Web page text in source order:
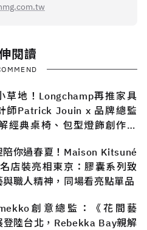
閱讀
草地！Longchamp再推家具
師Patrick Jouin x 品牌總監
經典桌椅、包型燈飾創作過
陪你過春夏！Maison Kitsuné
店裝亮相東京：膠囊系列致
職人精神，同場看亮點單品
創意總監：《花間藝
登陸台北，Rebekka Bay親解